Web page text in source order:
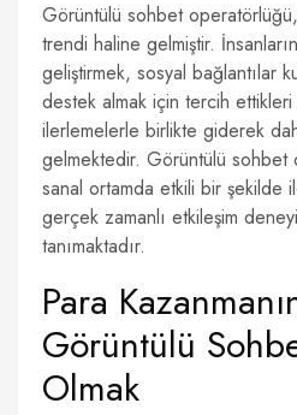
Görüntülü sohbet
trendi haline gelmiştir.
geliştirmek, sosyal bağlantılar
destek almak için tercih
ilerlemelerle birlikte giderek
gelmektedir. Görüntülü sohbet
sanal ortamda etkili bir şekilde
gerçek zamanlı etkileşim
tanımaktadır.
Para
Görüntülü
Olmak